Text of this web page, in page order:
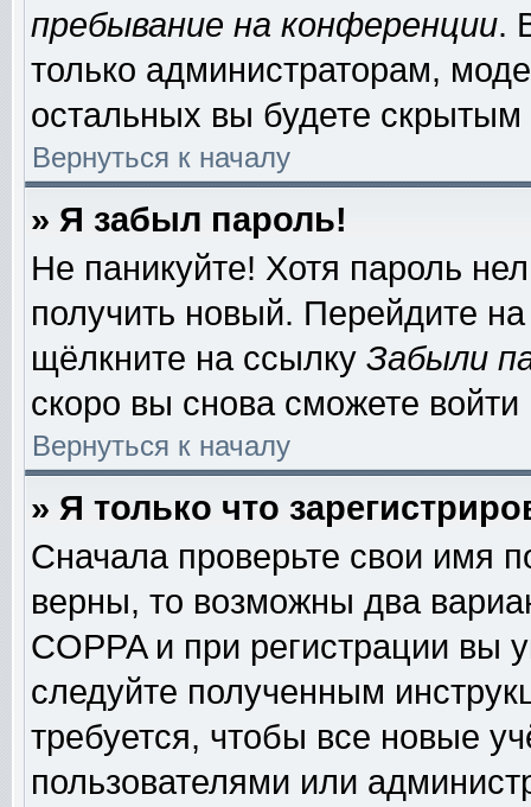
пребывание на конференции.
только администраторам,
остальных вы будете скрытым
Вернуться к началу
» Я забыл пароль!
Не паникуйте! Хотя пароль
получить новый. Перейдите
щёлкните на ссылку Забыли
скоро вы снова сможете
Вернуться к началу
» Я только что
Сначала проверьте свои имя
верны, то возможны два
COPPA и при регистрации вы
следуйте полученным
требуется, чтобы все новые
пользователями или